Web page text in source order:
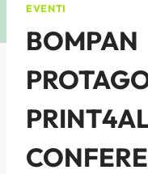
EVENTI
BOMPAN